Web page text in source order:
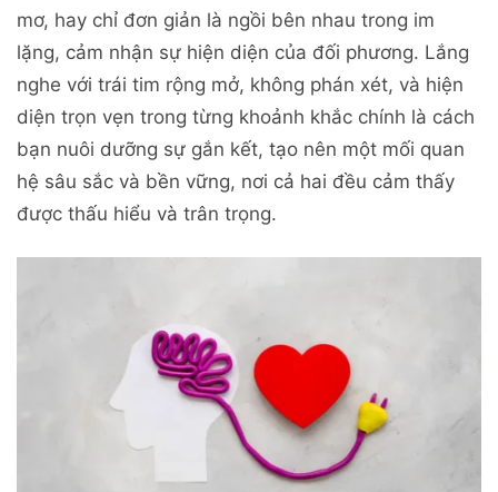
mơ, hay chỉ đơn giản là ngồi bên nhau trong im
lặng, cảm nhận sự hiện diện của đối phương. Lắng
nghe với trái tim rộng mở, không phán xét, và hiện
diện trọn vẹn trong từng khoảnh khắc chính là cách
bạn nuôi dưỡng sự gắn kết, tạo nên một mối quan
hệ sâu sắc và bền vững, nơi cả hai đều cảm thấy
được thấu hiểu và trân trọng.